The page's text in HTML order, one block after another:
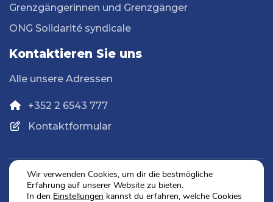
Grenzgängerinnen und Grenzgänger
ONG Solidarité syndicale
Kontaktieren Sie uns
Alle unsere Adressen
+352 2 6543 777
Kontaktformular
Datenschutz
Wir verwenden Cookies, um dir die bestmögliche
Erfahrung auf unserer Website zu bieten.
In den Einstellungen kannst du erfahren, welche Cookies